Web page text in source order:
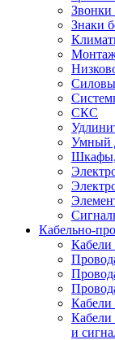
Звонки
Знаки
СКС
Умный
Шкафы,
Кабельно-
Кабели
Кабели
и